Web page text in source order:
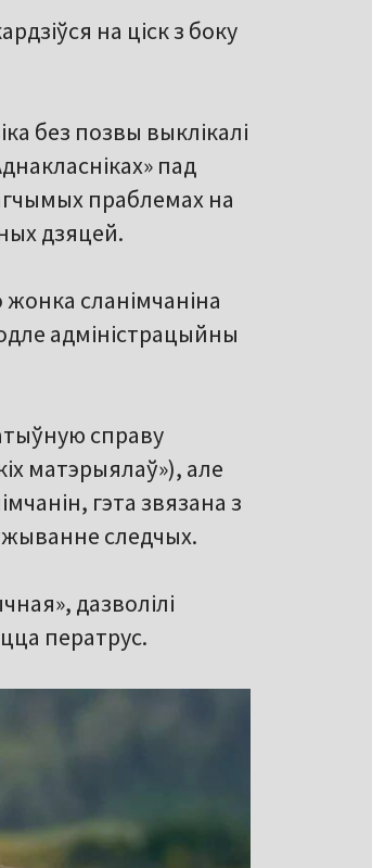
на ціск з боку
без позвы выклікалі
пад
праблемах на
дзяцей.
сланімчаніна
адміністрацыйны
справу
матэрыялаў»), але
гэта звязана з
следчых.
дазволілі
ператрус.